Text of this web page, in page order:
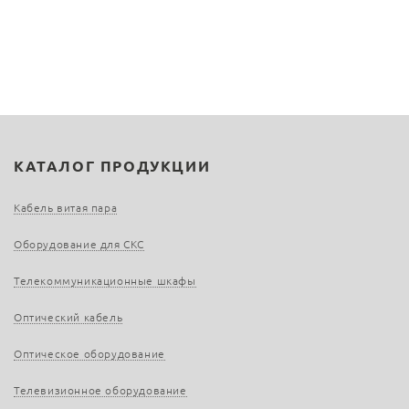
КАТАЛОГ ПРОДУКЦИИ
Кабель витая пара
Оборудование для СКС
Телекоммуникационные шкафы
Оптический кабель
Оптическое оборудование
Телевизионное оборудование